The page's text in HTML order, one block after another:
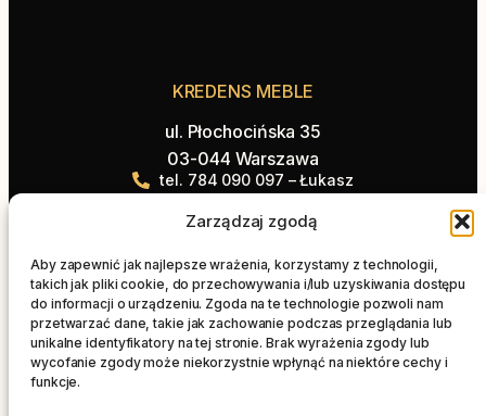
Zarządzaj zgodą
Aby zapewnić jak najlepsze wrażenia, korzystamy z technologii,
takich jak pliki cookie, do przechowywania i/lub uzyskiwania dostępu
do informacji o urządzeniu. Zgoda na te technologie pozwoli nam
przetwarzać dane, takie jak zachowanie podczas przeglądania lub
unikalne identyfikatory na tej stronie. Brak wyrażenia zgody lub
wycofanie zgody może niekorzystnie wpłynąć na niektóre cechy i
funkcje.
KREDENS MEBLE
ul. Płochocińska 35
03-044 Warszawa
tel. 784 090 097 – Łukasz
tel. 514 555 231 – Paweł
biuro@kredensmeble.pl
Oferta
Kuchnie
Łazienki
Blaty
Na skróty
Strona główna
Blog
Realizacje